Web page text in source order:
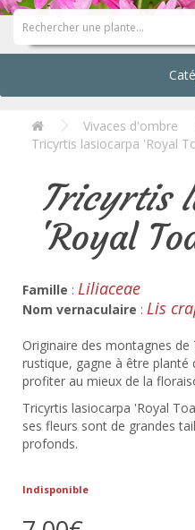
Vivaces d'ombre
Tricyrtis lasiocarpa 'Royal
Tricyrtis
'Royal
Famille : Liliaceae
Nom vernaculaire : Lis
Originaire des montagnes
rustique, gagne à être
profiter au mieux de la
Tricyrtis lasiocarpa 'Royal
ses fleurs sont de grandes
profonds.
Indisponible